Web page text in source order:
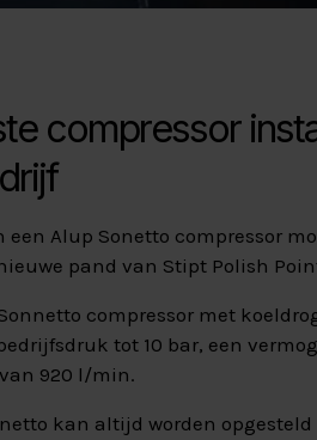
compressor
een Alup Sonetto compressor
pand van Stipt Polish
compressor met
tot 10 bar, een
920 l/min.
kan altijd worden